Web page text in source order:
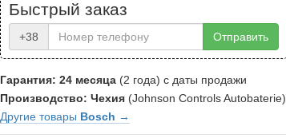
Быстрый заказ
+38 Отправить
Гарантия: 24 месяца (2 года) с даты продажи
Производство: Чехия (Johnson Controls Autobaterie)
Другие товары Bosch →